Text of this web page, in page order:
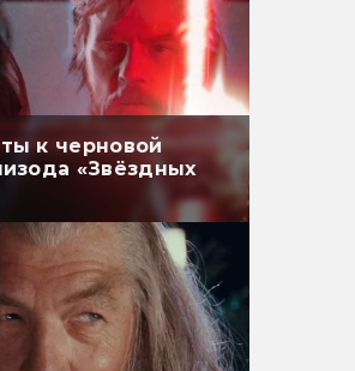
к черновой
«Звёздных